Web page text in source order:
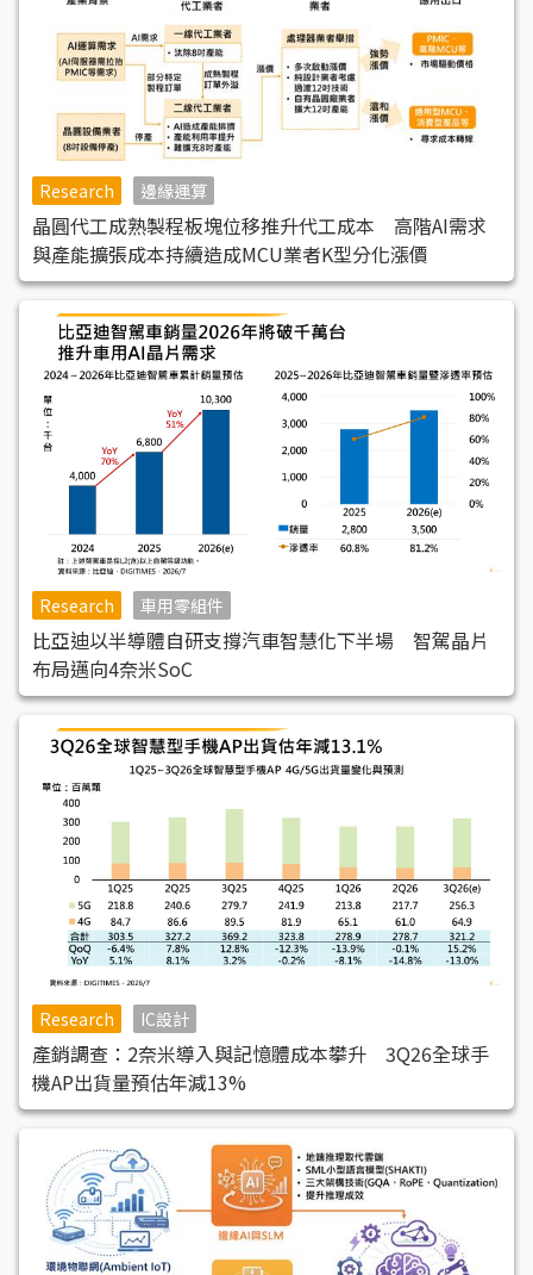
Research 邊緣運算
晶圓代工成熟製程板塊位移推升代工成本 高階AI需求
與產能擴張成本持續造成MCU業者K型分化漲價
Research 車用零組件
比亞迪以半導體自研支撐汽車智慧化下半場 智駕晶片
布局邁向4奈米SoC
Research IC設計
產銷調查：2奈米導入與記憶體成本攀升 3Q26全球手
機AP出貨量預估年減13%